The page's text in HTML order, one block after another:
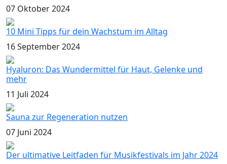
07 Oktober 2024
10 Mini Tipps für dein Wachstum im Alltag
16 September 2024
Hyaluron: Das Wundermittel für Haut, Gelenke und
mehr
11 Juli 2024
Sauna zur Regeneration nutzen
07 Juni 2024
Der ultimative Leitfaden für Musikfestivals im Jahr 2024